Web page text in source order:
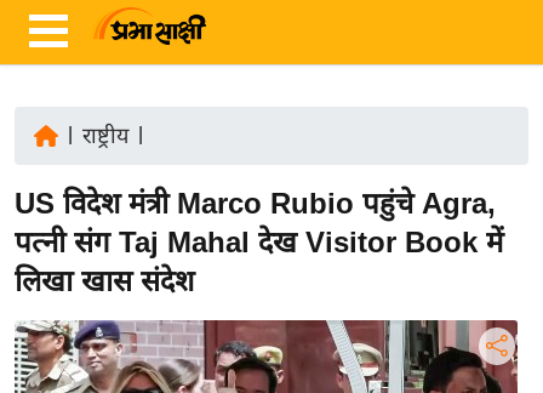
ज़ा
ख
ब
र
रा
ष्ट्री
राष्ट्रीय|
US विदेश मंत्री Marco Rubio पहुंचे Agra,
पत्नी संग Taj Mahal देख Visitor Book में
लिखा खास संदेश